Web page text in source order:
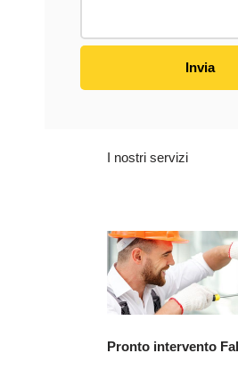
I nostri servizi
Pronto intervento